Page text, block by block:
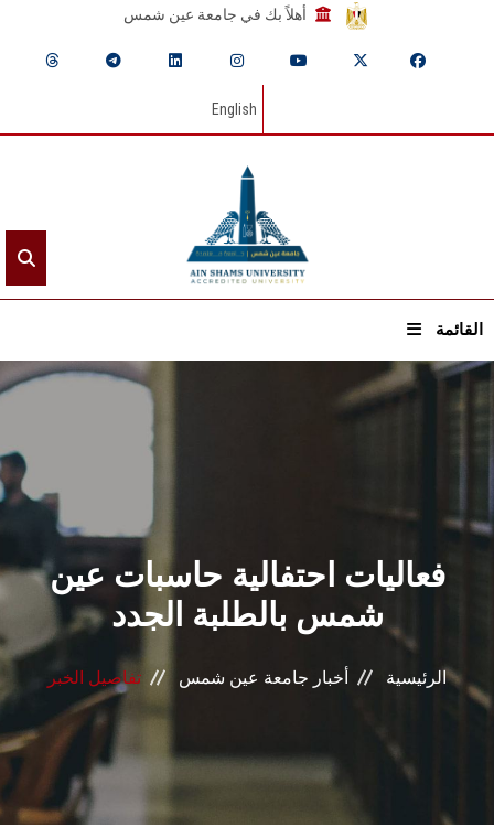
أهلاً بك في جامعة عين شمس
English
القائمة
الرئيسيـة
عن الجامعة
القطاعـات
الشئون الأكاديمية
البحث العلمي
الرعاية الصحية
المراكز والوحدات
الأنظمة الذكية
فعاليات احتفالية حاسبات عين
شمس بالطلبة الجدد
الرئيسية أخبار جامعة عين شمس تفاصيل الخبر